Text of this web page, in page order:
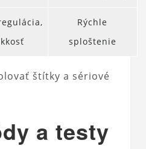
Rýchle
sploštenie
štítky a sériové
a testy